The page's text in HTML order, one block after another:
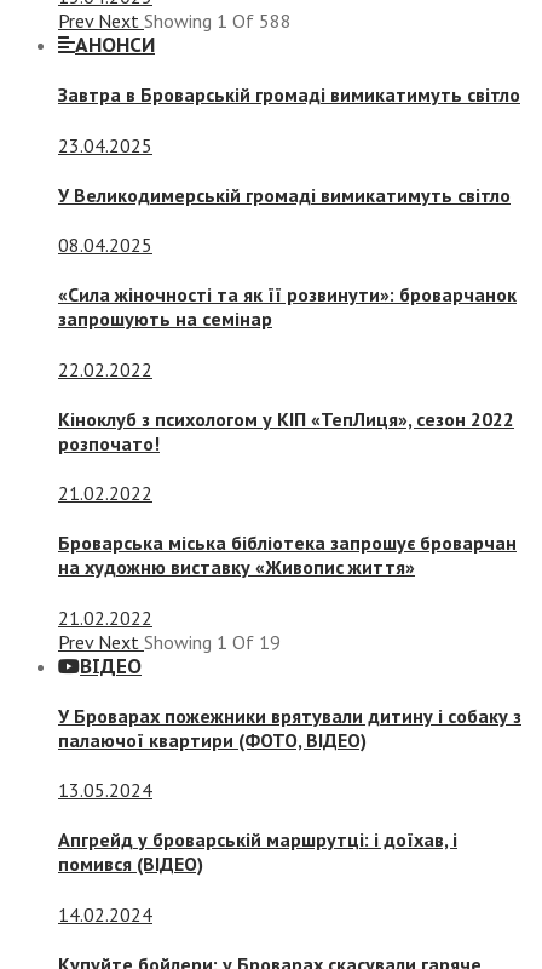
Prev Next Showing 1 Of 588
АНОНСИ
Завтра в Броварській громаді вимикатимуть світло
23.04.2025
У Великодимерській громаді вимикатимуть світло
08.04.2025
«Сила жіночності та як її розвинути»: броварчанок
запрошують на семінар
22.02.2022
Кіноклуб з психологом у КІП «ТепЛиця», сезон 2022
розпочато!
21.02.2022
Броварська міська бібліотека запрошує броварчан
на художню виставку «Живопис життя»
21.02.2022
Prev Next Showing 1 Of 19
ВІДЕО
У Броварах пожежники врятували дитину і собаку з
палаючої квартири (ФОТО, ВІДЕО)
13.05.2024
Апгрейд у броварській маршрутці: і доїхав, і
помився (ВІДЕО)
14.02.2024
Купуйте бойлери: у Броварах скасували гаряче